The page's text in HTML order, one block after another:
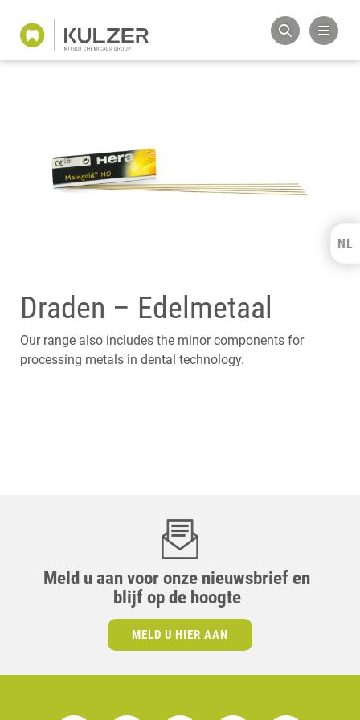
NL
Draden – Edelmetaal
Our range also includes the minor components for
processing metals in dental technology.
Meld u aan voor onze nieuwsbrief en
blijf op de hoogte
MELD U HIER AAN